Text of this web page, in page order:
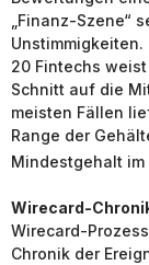
„Finanz-Szene“
20 Fintechs
Schnitt auf die
meisten Fällen
Range der
Mindestgehalt
Wirecard-
Wirecard-
Chronik der